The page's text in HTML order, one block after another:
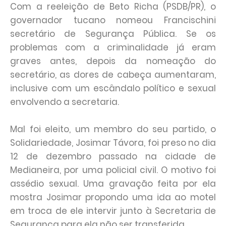
Com a reeleição de Beto Richa (PSDB/PR), o
governador tucano nomeou Francischini
secretário de Segurança Pública. Se os
problemas com a criminalidade já eram
graves antes, depois da nomeação do
secretário, as dores de cabeça aumentaram,
inclusive com um escândalo político e sexual
envolvendo a secretaria.
Mal foi eleito, um membro do seu partido, o
Solidariedade, Josimar Távora, foi preso no dia
12 de dezembro passado na cidade de
Medianeira, por uma policial civil. O motivo foi
assédio sexual. Uma gravação feita por ela
mostra Josimar propondo uma ida ao motel
em troca de ele intervir junto à Secretaria de